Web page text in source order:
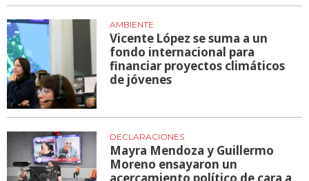
AMBIENTE
Vicente López se suma a un
fondo internacional para
financiar proyectos climáticos
de jóvenes
DECLARACIONES
Mayra Mendoza y Guillermo
Moreno ensayaron un
acercamiento político de cara a